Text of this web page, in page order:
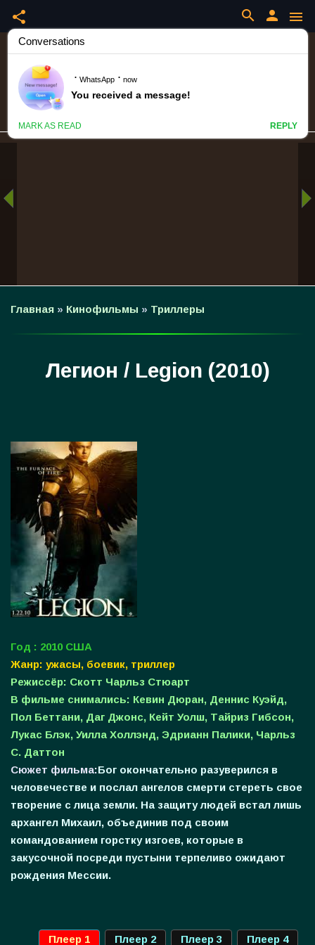
share menu
person
search
Главная » Кинофильмы » Триллеры
Легион / Legion (2010)
Год : 2010 США
Жанр: ужасы, боевик, триллер
Режиссёр: Скотт Чарльз Стюарт
В фильме снимались: Кевин Дюран, Деннис Куэйд,
Пол Беттани, Даг Джонс, Кейт Уолш, Тайриз Гибсон,
Лукас Блэк, Уилла Холлэнд, Эдрианн Палики, Чарльз
С. Даттон
Сюжет фильма:Бог окончательно разуверился в
человечестве и послал ангелов смерти стереть свое
творение с лица земли. На защиту людей встал лишь
архангел Михаил, объединив под своим
командованием горстку изгоев, которые в
закусочной посреди пустыни терпеливо ожидают
рождения Мессии.
Плеер 1 Плеер 2 Плеер 3
Плеер 4